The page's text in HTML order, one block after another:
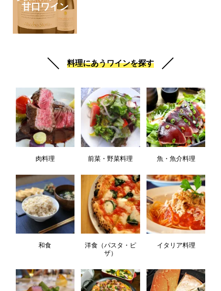
甘口ワイン
料理にあうワインを探す
肉料理 前菜・野菜料理 魚・魚介料理
和食
洋食（パスタ・ピ
ザ）
イタリア料理